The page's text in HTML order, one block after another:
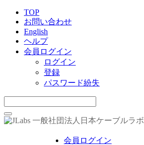
TOP
お問い合わせ
English
ヘルプ
会員ログイン
ログイン
登録
パスワード紛失
一般社団法人日本ケーブルラボ
会員ログイン